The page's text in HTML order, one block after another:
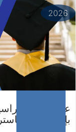
2026
بإندونيسيا (ماستر)